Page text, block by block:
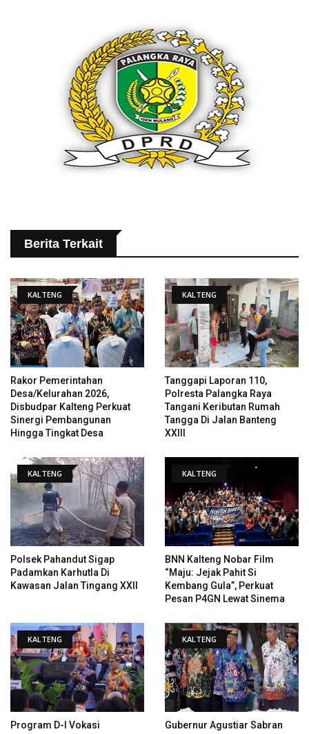
Berita Terkait
KALTENG
Rakor Pemerintahan
Desa/Kelurahan 2026,
Disbudpar Kalteng Perkuat
Sinergi Pembangunan
Hingga Tingkat Desa
KALTENG
Tanggapi Laporan 110,
Polresta Palangka Raya
Tangani Keributan Rumah
Tangga Di Jalan Banteng
XXIII
KALTENG
Polsek Pahandut Sigap
Padamkan Karhutla Di
Kawasan Jalan Tingang XXII
KALTENG
BNN Kalteng Nobar Film
“Maju: Jejak Pahit Si
Kembang Gula”, Perkuat
Pesan P4GN Lewat Sinema
KALTENG
Program D-I Vokasi
KALTENG
Gubernur Agustiar Sabran